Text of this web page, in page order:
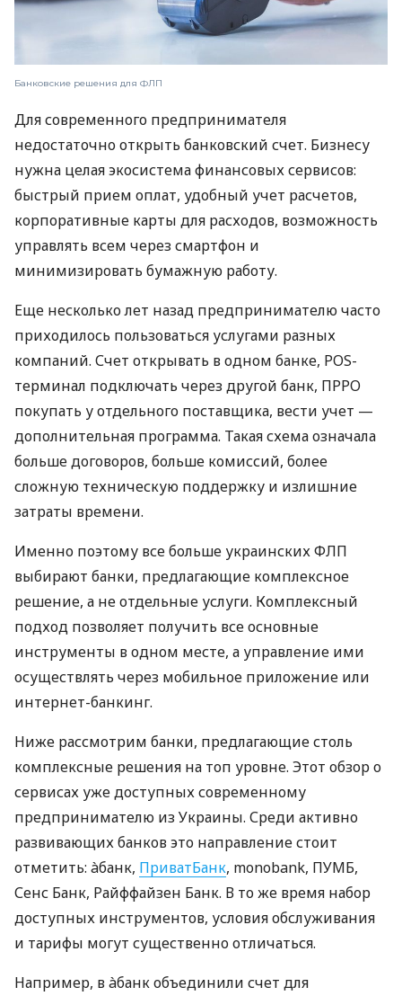
Банковские решения для ФЛП
Для современного предпринимателя
недостаточно открыть банковский счет. Бизнесу
нужна целая экосистема финансовых сервисов:
быстрый прием оплат, удобный учет расчетов,
корпоративные карты для расходов, возможность
управлять всем через смартфон и
минимизировать бумажную работу.
Еще несколько лет назад предпринимателю часто
приходилось пользоваться услугами разных
компаний. Счет открывать в одном банке, POS-
терминал подключать через другой банк, ПРРО
покупать у отдельного поставщика, вести учет —
дополнительная программа. Такая схема означала
больше договоров, больше комиссий, более
сложную техническую поддержку и излишние
затраты времени.
Именно поэтому все больше украинских ФЛП
выбирают банки, предлагающие комплексное
решение, а не отдельные услуги. Комплексный
подход позволяет получить все основные
инструменты в одном месте, а управление ими
осуществлять через мобильное приложение или
интернет-банкинг.
Ниже рассмотрим банки, предлагающие столь
комплексные решения на топ уровне. Этот обзор о
сервисах уже доступных современному
предпринимателю из Украины. Среди активно
развивающих банков это направление стоит
отметить: àбанк, ПриватБанк, monobank, ПУМБ,
Сенс Банк, Райффайзен Банк. В то же время набор
доступных инструментов, условия обслуживания
и тарифы могут существенно отличаться.
Например, в àбанк объединили счет для